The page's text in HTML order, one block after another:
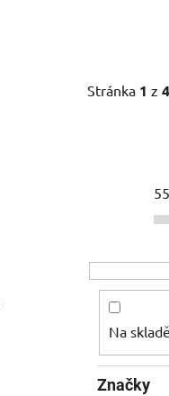
Stránka 1 z 4
Na skladě
Značky